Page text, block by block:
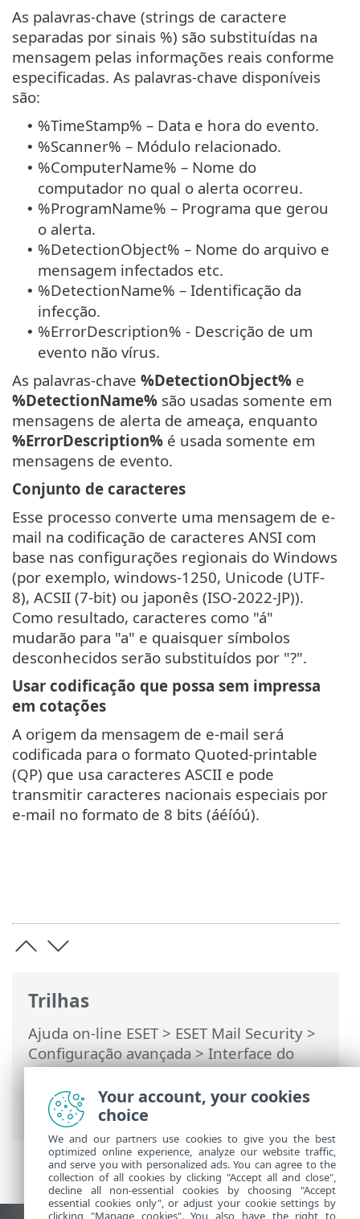
Trilhas
Ajuda on-line ESET> ESET Mail Security >
Configuração avançada>Interface do
usuário>Notificações>Notificações na
área de trabalho> Encaminhar para e-
mail
As palavras-chave (strings de caractere
separadas por sinais %) são substituídas na
mensagem pelas informações reais conforme
especificadas. As palavras-chave disponíveis
são:
• %TimeStamp% – Data e hora do evento.
• %Scanner% – Módulo relacionado.
• %ComputerName% – Nome do
computador no qual o alerta ocorreu.
• %ProgramName% – Programa que gerou
o alerta.
• %DetectionObject% – Nome do arquivo e
mensagem infectados etc.
• %DetectionName% – Identificação da
infecção.
• %ErrorDescription% - Descrição de um
evento não vírus.
As palavras-chave %DetectionObject% e
%DetectionName% são usadas somente em
mensagens de alerta de ameaça, enquanto
%ErrorDescription% é usada somente em
mensagens de evento.
Conjunto de caracteres
Esse processo converte uma mensagem de e-
mail na codificação de caracteres ANSI com
base nas configurações regionais do Windows
(por exemplo, windows-1250, Unicode (UTF-
8), ACSII (7-bit) ou japonês (ISO-2022-JP)).
Como resultado, caracteres como "á"
mudarão para "a" e quaisquer símbolos
desconhecidos serão substituídos por "?".
Usar codificação que possa sem impressa
em cotações
A origem da mensagem de e-mail será
codificada para o formato Quoted-printable
(QP) que usa caracteres ASCII e pode
transmitir caracteres nacionais especiais por
e-mail no formato de 8 bits (áéíóú).
Your account, your cookies
choice
We and our partners use cookies to give you the best
optimized online experience, analyze our website traffic,
and serve you with personalized ads. You can agree to the
collection of all cookies by clicking "Accept all and close",
decline all non-essential cookies by choosing "Accept
essential cookies only", or adjust your cookie settings by
clicking "Manage cookies". You also have the right to